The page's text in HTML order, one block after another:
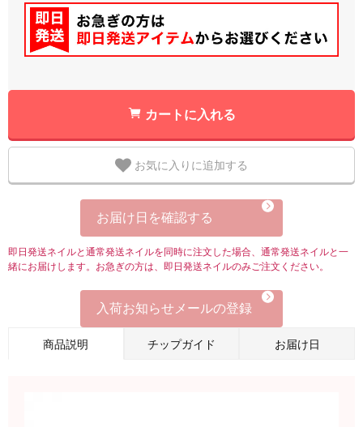
カートに入れる
お気に入りに追加する
お届け日を確認する
即日発送ネイルと通常発送ネイルを同時に注文した場合、通常発送ネイルと一
緒にお届けします。お急ぎの方は、即日発送ネイルのみご注文ください。
入荷お知らせメールの登録
商品説明 チップガイド お届け日